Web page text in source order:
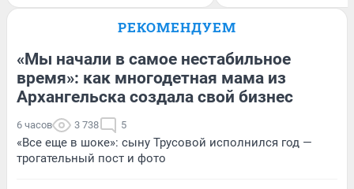
РЕКОМЕНДУЕМ
«Мы начали в самое нестабильное
время»: как многодетная мама из
Архангельска создала свой бизнес
6 часов 3 738 5
«Все еще в шоке»: сыну Трусовой исполнился год —
трогательный пост и фото